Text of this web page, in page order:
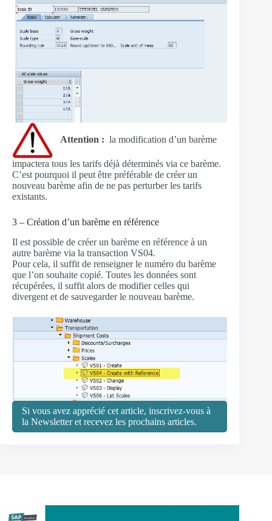
Attention : la modification d’un barème
impactera tous les tarifs déjà déterminés via ce barème.
C’est pourquoi il peut être préférable de créer un
nouveau barème afin de ne pas perturber les tarifs
existants.
3 – Création d’un barème en référence
Il est possible de créer un barème en référence à un
autre barème via la transaction VS04.
Pour cela, il suffit de renseigner le numéro du barème
que l’on souhaite copié. Toutes les données sont
récupérées, il suffit alors de modifier celles qui
divergent et de sauvegarder le nouveau barème.
Si vous avez apprécié cet article, inscrivez-vous à
la Newsletter et recevez les prochains articles.